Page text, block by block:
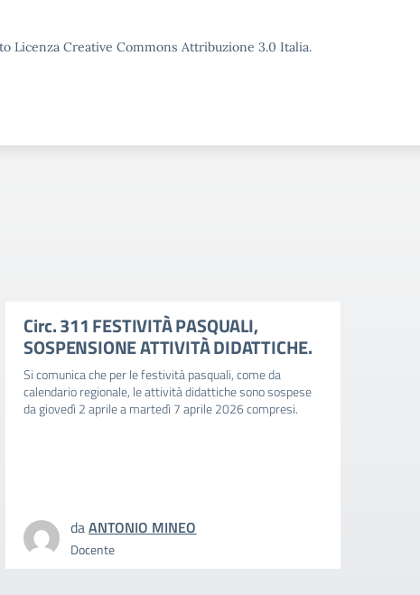
Licenza Creative Commons Attribuzione 3.0 Italia.
Circ. 311 FESTIVITÀ PASQUALI,
SOSPENSIONE ATTIVITÀ DIDATTICHE.
Si comunica che per le festività pasquali, come da
calendario regionale, le attività didattiche sono sospese
da giovedì 2 aprile a martedì 7 aprile 2026 compresi.
daANTONIO MINEO
Docente